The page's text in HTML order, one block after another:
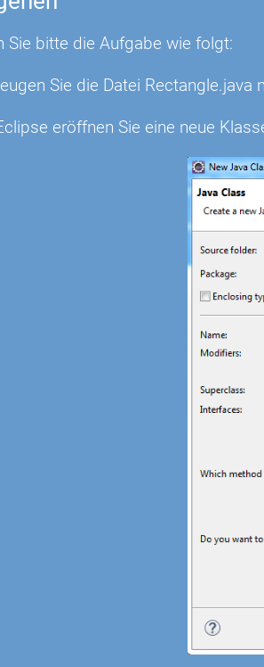
Sie bitte die Aufgabe wie folgt:
Sie die Datei
eröffnen Sie eine neue